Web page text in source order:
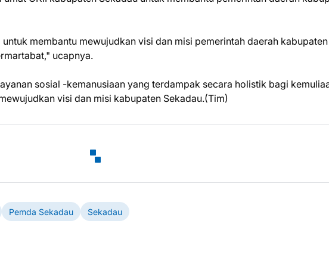
membantu mewujudkan visi dan misi pemerintah daerah kabupaten
ucapnya.
sosial -kemanusiaan yang terdampak secara holistik bagi
visi dan misi kabupaten Sekadau.(Tim)
Pemda Sekadau Sekadau